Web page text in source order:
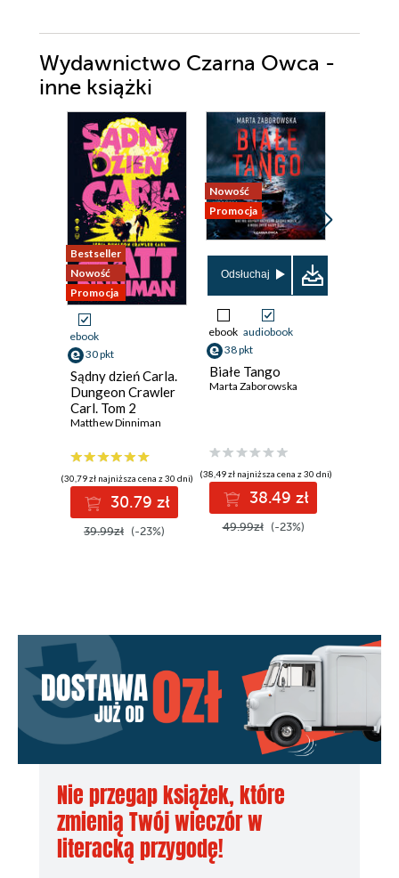
Wydawnictwo Czarna Owca -
inne książki
Bestseller
Nowość
Promocja
ebook
30 pkt
Sądny dzień Carla.
Dungeon Crawler
Carl. Tom 2
Matthew Dinniman
(30,79 zł najniższa cena z 30 dni)
30.79 zł
39.99zł (-23%)
Nowość
Promocja
Odsłuchaj
ebook audiobook
38 pkt
Białe Tango
Marta Zaborowska
(38,49 zł najniższa cena z 30 dni)
38.49 zł
49.99zł (-23%)
Nie przegap książek, które
zmienią Twój wieczór w
literacką przygodę!